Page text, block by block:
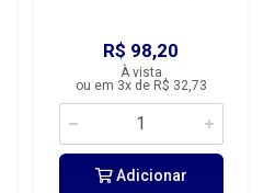
R$ 98,20
À vista
ou em 3x de R$ 32,73
Adicionar